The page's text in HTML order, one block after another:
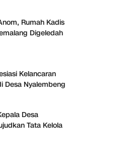
Rumah Kadis
Digeledah
Kelancaran
Desa Nyalembeng
Desa
Tata Kelola